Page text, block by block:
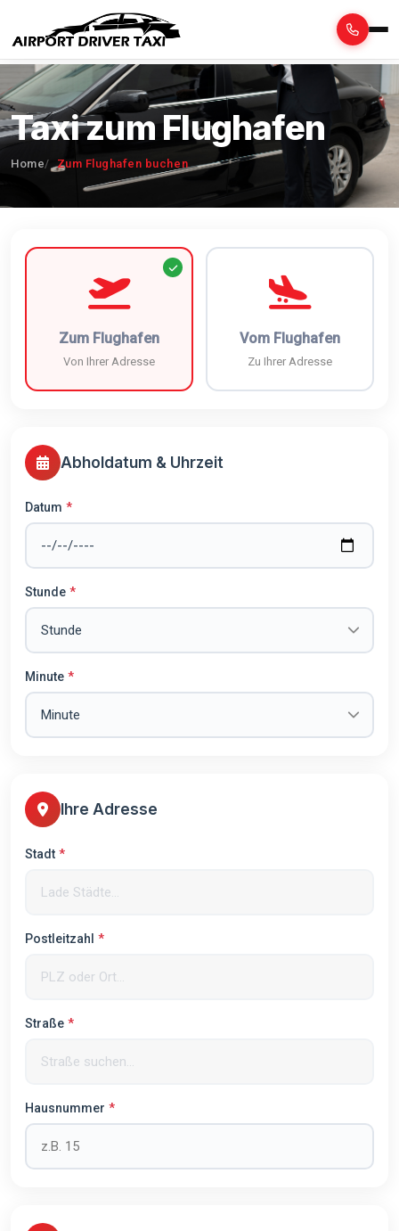
Taxi zum Flughafen
Home Zum Flughafen buchen
Zum Flughafen
Von Ihrer Adresse
Vom Flughafen
Zu Ihrer Adresse
Abholdatum & Uhrzeit
Datum
Stunde
Minute
Ihre Adresse
Stadt
Postleitzahl
Straße
Hausnummer